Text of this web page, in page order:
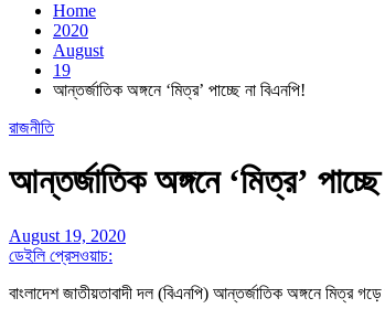
Home
2020
August
19
আন্তর্জাতিক অঙ্গনে ‘মিত্র’ পাচ্ছে না বিএনপি!
রাজনীতি
আন্তর্জাতিক অঙ্গনে ‘মিত্র’
August 19, 2020
ডেইলি প্রেসওয়াচ:
বাংলাদেশ জাতীয়তাবাদী দল (বিএনপি) আন্তর্জাতিক অঙ্গনে মিত্র